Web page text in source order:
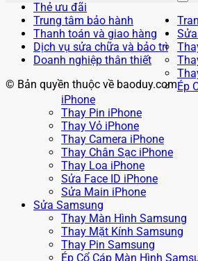
Thẻ ưu đãi
Trung tâm bảo hành
Thanh toán và giao hàng
Dịch vụ sửa chữa và bảo trì
Doanh nghiệp thân thiết
© Bản quyền thuộc về baoduy.comÉp
iPhone
Thay Pin iPhone
Thay Vỏ iPhone
Thay Camera iPhone
Thay Chân Sạc iPhone
Thay Loa iPhone
Sửa Face ID iPhone
Sửa Main iPhone
Sửa Samsung
Thay Màn Hình Samsung
Thay Mặt Kính Samsung
Thay Pin Samsung
Ép Cổ Cáp Màn Hình